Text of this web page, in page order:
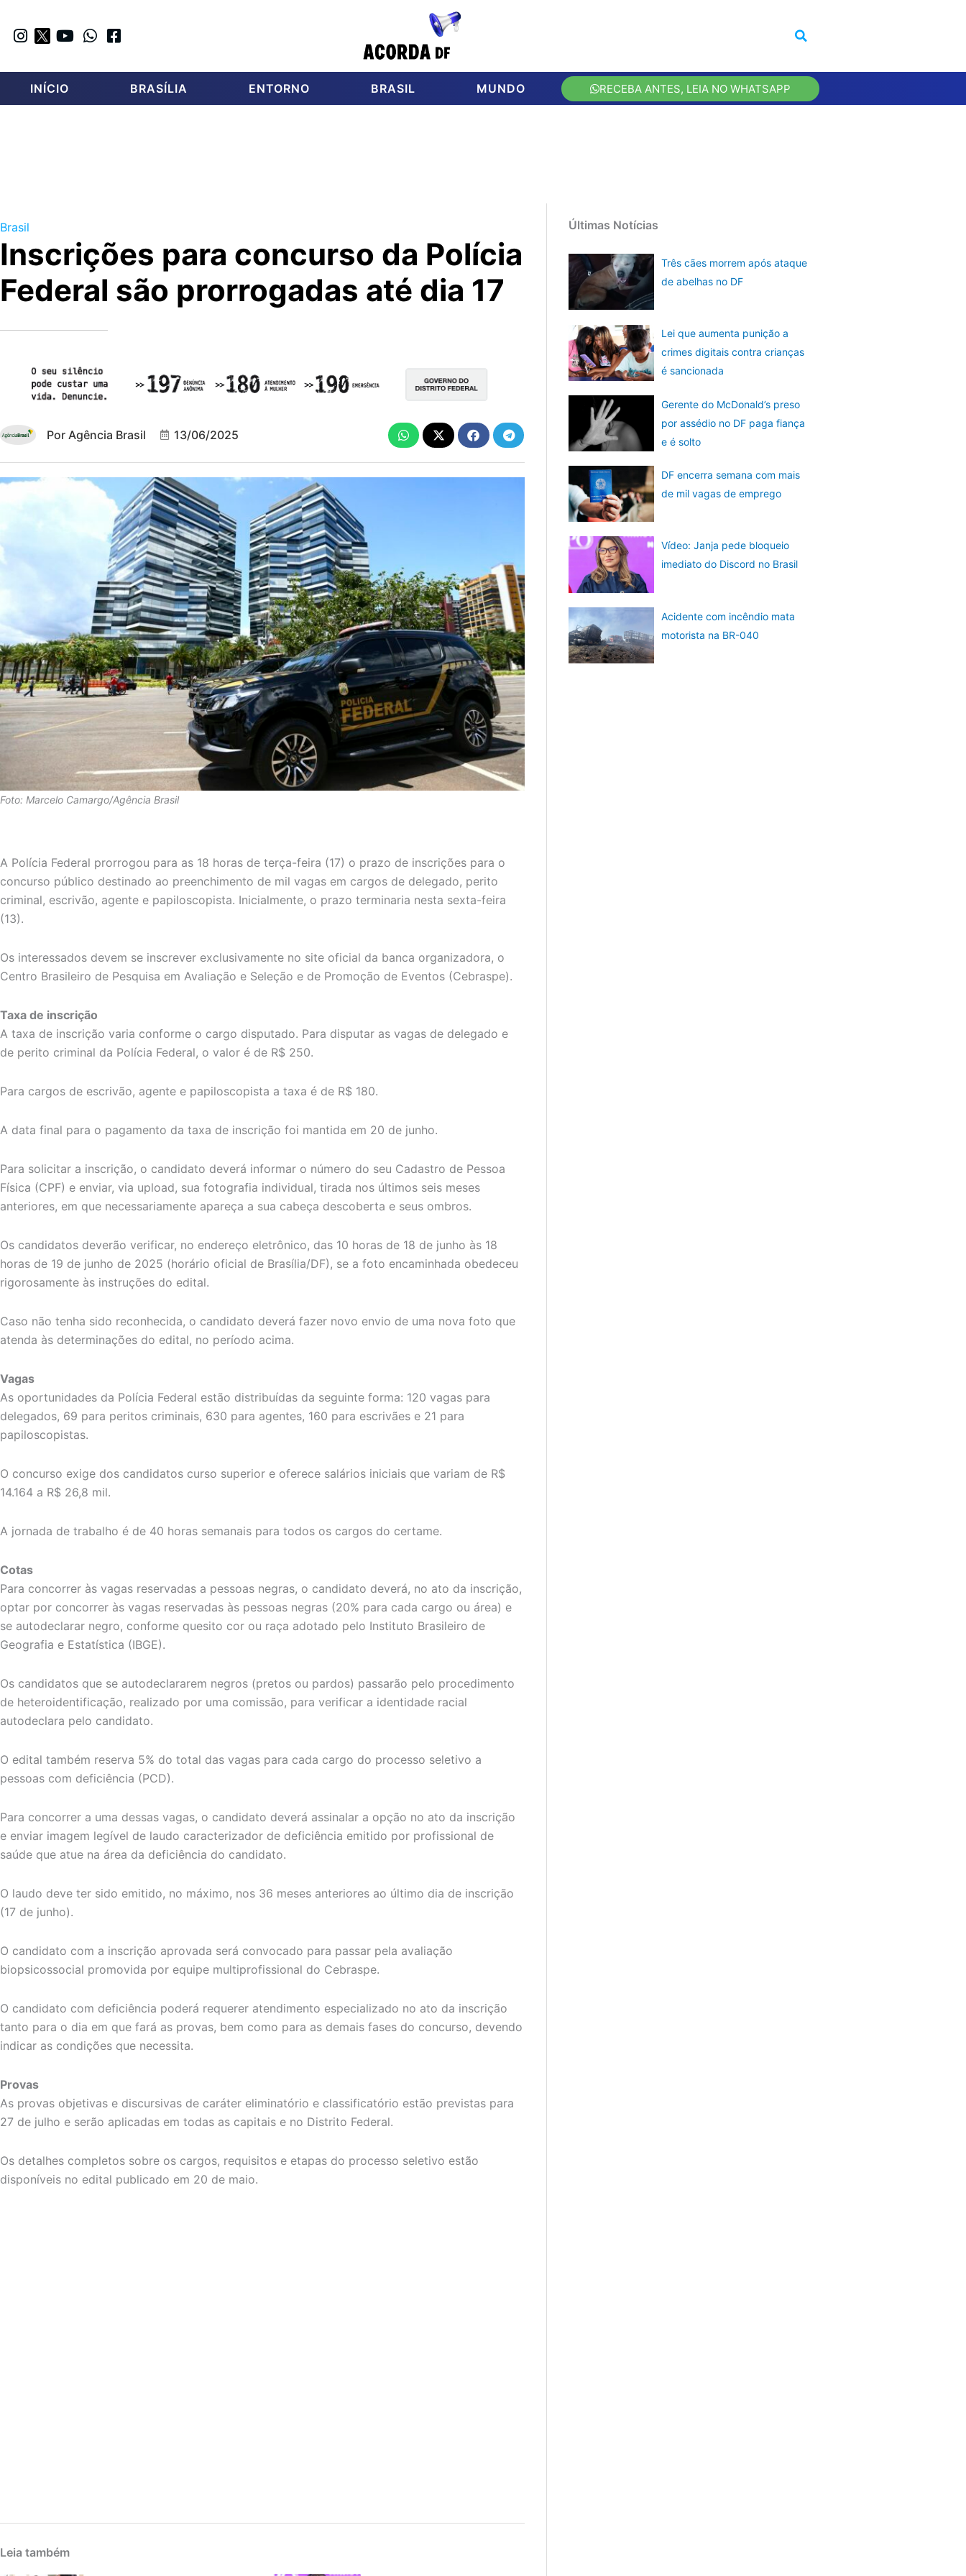
INÍCIO BRASÍLIA ENTORNO BRASIL MUNDO RECEBA ANTES, LEIA NO WHATSAPP
Brasil
Inscrições para concurso da Polícia
Federal são prorrogadas até dia 17
Por Agência Brasil 13/06/2025
Foto: Marcelo Camargo/Agência Brasil
A Polícia Federal prorrogou para as 18 horas de terça-feira (17) o prazo de inscrições para o
concurso público destinado ao preenchimento de mil vagas em cargos de delegado, perito
criminal, escrivão, agente e papiloscopista. Inicialmente, o prazo terminaria nesta sexta-feira
(13).
Os interessados devem se inscrever exclusivamente no site oficial da banca organizadora, o
Centro Brasileiro de Pesquisa em Avaliação e Seleção e de Promoção de Eventos (Cebraspe).
Taxa de inscrição
A taxa de inscrição varia conforme o cargo disputado. Para disputar as vagas de delegado e
de perito criminal da Polícia Federal, o valor é de R$ 250.
Para cargos de escrivão, agente e papiloscopista a taxa é de R$ 180.
A data final para o pagamento da taxa de inscrição foi mantida em 20 de junho.
Para solicitar a inscrição, o candidato deverá informar o número do seu Cadastro de Pessoa
Física (CPF) e enviar, via upload, sua fotografia individual, tirada nos últimos seis meses
anteriores, em que necessariamente apareça a sua cabeça descoberta e seus ombros.
Os candidatos deverão verificar, no endereço eletrônico, das 10 horas de 18 de junho às 18
horas de 19 de junho de 2025 (horário oficial de Brasília/DF), se a foto encaminhada obedeceu
rigorosamente às instruções do edital.
Caso não tenha sido reconhecida, o candidato deverá fazer novo envio de uma nova foto que
atenda às determinações do edital, no período acima.
Vagas
As oportunidades da Polícia Federal estão distribuídas da seguinte forma: 120 vagas para
delegados, 69 para peritos criminais, 630 para agentes, 160 para escrivães e 21 para
papiloscopistas.
O concurso exige dos candidatos curso superior e oferece salários iniciais que variam de R$
14.164 a R$ 26,8 mil.
A jornada de trabalho é de 40 horas semanais para todos os cargos do certame.
Cotas
Para concorrer às vagas reservadas a pessoas negras, o candidato deverá, no ato da inscrição,
optar por concorrer às vagas reservadas às pessoas negras (20% para cada cargo ou área) e
se autodeclarar negro, conforme quesito cor ou raça adotado pelo Instituto Brasileiro de
Geografia e Estatística (IBGE).
Os candidatos que se autodeclararem negros (pretos ou pardos) passarão pelo procedimento
de heteroidentificação, realizado por uma comissão, para verificar a identidade racial
autodeclara pelo candidato.
O edital também reserva 5% do total das vagas para cada cargo do processo seletivo a
pessoas com deficiência (PCD).
Para concorrer a uma dessas vagas, o candidato deverá assinalar a opção no ato da inscrição
e enviar imagem legível de laudo caracterizador de deficiência emitido por profissional de
saúde que atue na área da deficiência do candidato.
O laudo deve ter sido emitido, no máximo, nos 36 meses anteriores ao último dia de inscrição
(17 de junho).
O candidato com a inscrição aprovada será convocado para passar pela avaliação
biopsicossocial promovida por equipe multiprofissional do Cebraspe.
O candidato com deficiência poderá requerer atendimento especializado no ato da inscrição
tanto para o dia em que fará as provas, bem como para as demais fases do concurso, devendo
indicar as condições que necessita.
Provas
As provas objetivas e discursivas de caráter eliminatório e classificatório estão previstas para
27 de julho e serão aplicadas em todas as capitais e no Distrito Federal.
Os detalhes completos sobre os cargos, requisitos e etapas do processo seletivo estão
disponíveis no edital publicado em 20 de maio.
Leia também
Últimas Notícias
Três cães morrem após ataque
de abelhas no DF
Lei que aumenta punição a
crimes digitais contra crianças
é sancionada
Gerente do McDonald’s preso
por assédio no DF paga fiança
e é solto
DF encerra semana com mais
de mil vagas de emprego
Vídeo: Janja pede bloqueio
imediato do Discord no Brasil
Acidente com incêndio mata
motorista na BR-040